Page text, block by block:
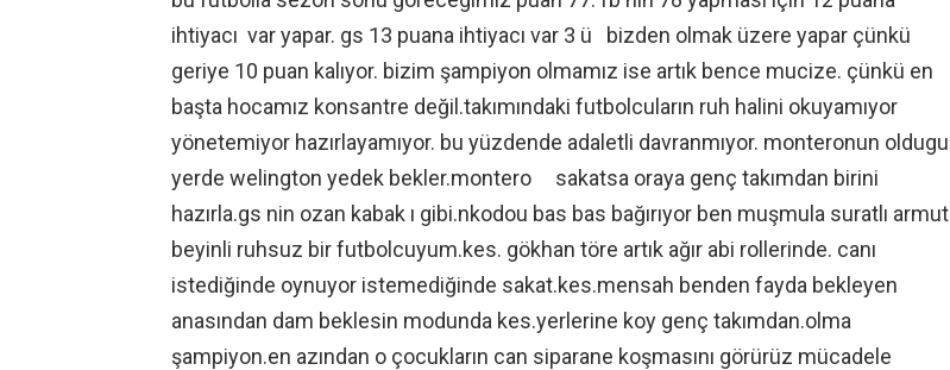
ihtiyacı var yapar. gs 13 puana ihtiyacı var 3 ü bizden olmak üzere yapar çünkü
geriye 10 puan kalıyor. bizim şampiyon olmamız ise artık bence mucize. çünkü en
başta hocamız konsantre değil.takımındaki futbolcuların ruh halini okuyamıyor
yönetemiyor hazırlayamıyor. bu yüzdende adaletli davranmıyor. monteronun oldugu
yerde welington yedek bekler.montero sakatsa oraya genç takımdan birini
hazırla.gs nin ozan kabak ı gibi.nkodou bas bas bağırıyor ben muşmula suratlı armut
beyinli ruhsuz bir futbolcuyum.kes. gökhan töre artık ağır abi rollerinde. canı
istediğinde oynuyor istemediğinde sakat.kes.mensah benden fayda bekleyen
anasından dam beklesin modunda kes.yerlerine koy genç takımdan.olma
şampiyon.en azından o çocukların can siparane koşmasını görürüz mücadele